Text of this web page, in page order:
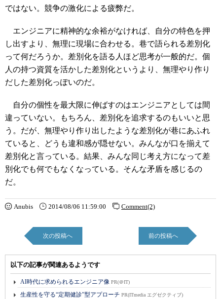
ではない。競争の激化による疲弊だ。
エンジニアに精神的な余裕がなければ、自分の特色を押
し出すより、無理に現場に合わせる。巷で語られる差別化
って何だろうか。差別化を語る人ほど思考が一般的だ。個
人の持つ資質を活かした差別化というより、無理やり作り
だした差別化っぽいのだ。
自分の個性を最大限に伸ばすのはエンジニアとしては間
違っていない。もちろん、差別化を追求するのもいいと思
う。だが、無理やり作り出したような差別化が巷にあふれ
ていると、どうも違和感が隠せない。みんなが口を揃えて
差別化と言っている。結果、みんな同じ考え方になって差
別化でも何でもなくなっている。そんな矛盾を感じるの
だ。
Anubis 2014/08/06 11:59:00 Comment(2)
次の投稿へ 前の投稿へ
以下の記事が関連あるようです
AI時代に求められるエンジニア像 PR(＠IT)
生産性を守る“定期健診”型アプローチ PR(ITmedia エグゼクティブ)